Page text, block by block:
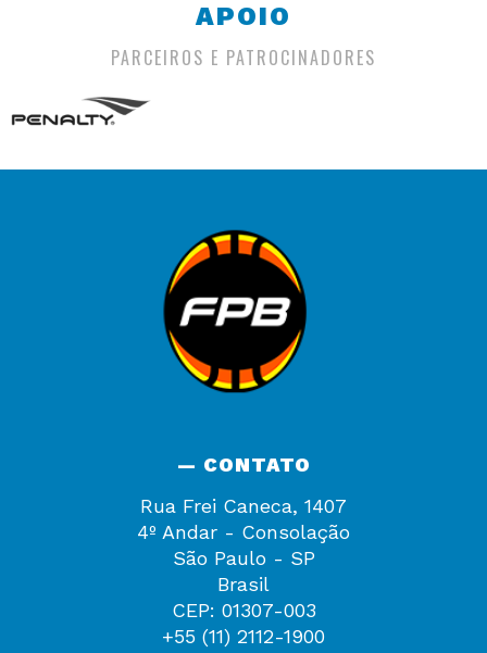
APOIO
PARCEIROS E PATROCINADORES
— CONTATO
Rua Frei Caneca, 1407
4º Andar - Consolação
São Paulo - SP
Brasil
CEP: 01307-003
+55 (11) 2112-1900